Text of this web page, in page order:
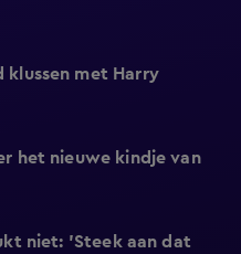
klussen met Harry
het nieuwe kindje van
niet: 'Steek aan dat